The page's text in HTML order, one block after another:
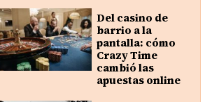
Del casino de
barrio a la
pantalla: cómo
Crazy Time
cambió las
apuestas online